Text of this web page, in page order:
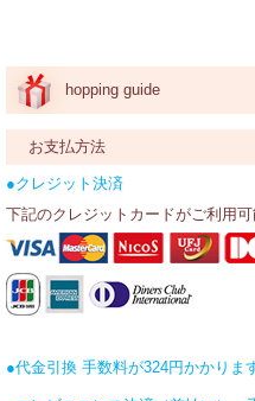
hopping guide
お支払方法
●クレジット決済
下記のクレジットカードがご利用可
●代金引換 手数料が324円かかりま